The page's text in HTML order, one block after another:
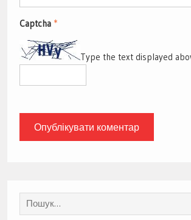
Captcha *
Type the text displayed
Search
for: